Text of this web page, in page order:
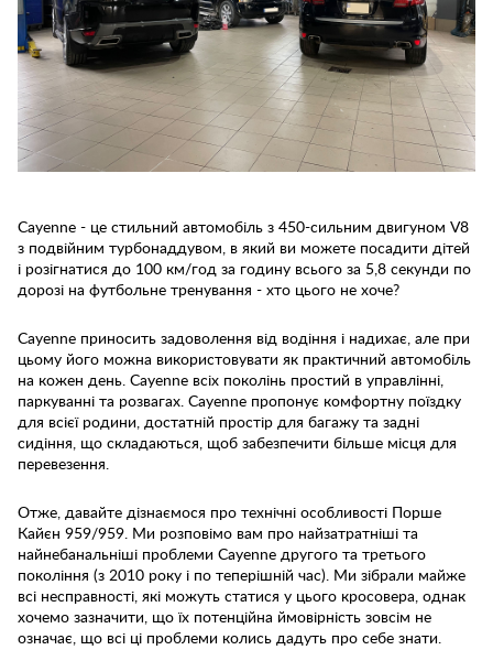
Cayenne - це стильний автомобіль з 450-сильним двигуном V8
з подвійним турбонаддувом, в який ви можете посадити дітей
і розігнатися до 100 км/год за годину всього за 5,8 секунди по
дорозі на футбольне тренування - хто цього не хоче?
Cayenne приносить задоволення від водіння і надихає, але при
цьому його можна використовувати як практичний автомобіль
на кожен день. Cayenne всіх поколінь простий в управлінні,
паркуванні та розвагах. Cayenne пропонує комфортну поїздку
для всієї родини, достатній простір для багажу та задні
сидіння, що складаються, щоб забезпечити більше місця для
перевезення.
Отже, давайте дізнаємося про технічні особливості Порше
Кайєн 959/959. Ми розповімо вам про найзатратніші та
найнебанальніші проблеми Cayenne другого та третього
покоління (з 2010 року і по теперішній час). Ми зібрали майже
всі несправності, які можуть статися у цього кросовера, однак
хочемо зазначити, що їх потенційна ймовірність зовсім не
означає, що всі ці проблеми колись дадуть про себе знати.